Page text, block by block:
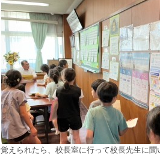
覚えられたら、校長室に行って校長先生に聞